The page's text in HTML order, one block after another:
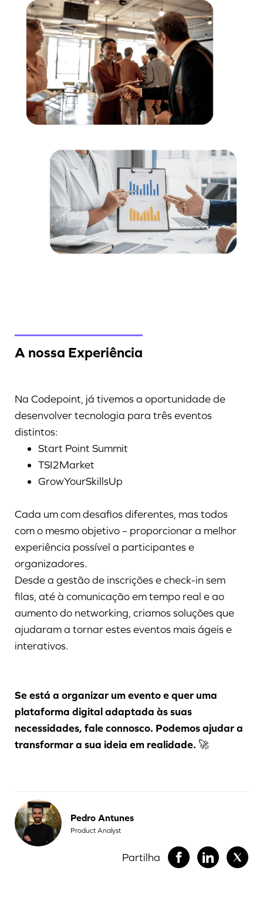
A nossa Experiência
Na Codepoint, já tivemos a oportunidade de
desenvolver tecnologia para três eventos
distintos:
Start Point Summit
TSI2Market
GrowYourSkillsUp
Cada um com desafios diferentes, mas todos
com o mesmo objetivo – proporcionar a melhor
experiência possível a participantes e
organizadores.
Desde a gestão de inscrições e check-in sem
filas, até à comunicação em tempo real e ao
aumento do networking, criamos soluções que
ajudaram a tornar estes eventos mais ágeis e
interativos.
Se está a organizar um evento e quer uma
plataforma digital adaptada às suas
necessidades, fale connosco. Podemos ajudar a
transformar a sua ideia em realidade. 🚀
Pedro Antunes
Product Analyst
Partilha